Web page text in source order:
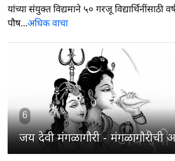
यांच्या संयुक्त विद्यमाने ५० गरजू विद्यार्थिनींसाठी
पौष...अधिक वाचा
6
जय देवी मंगळागौरी - मंगळागौरीची